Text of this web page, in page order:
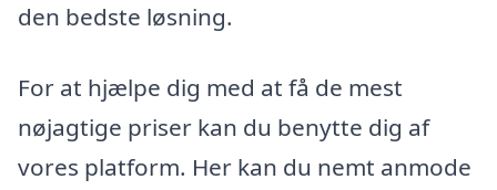
den bedste løsning.
For at hjælpe dig med at få de mest
nøjagtige priser kan du benytte dig af
vores platform. Her kan du nemt anmode